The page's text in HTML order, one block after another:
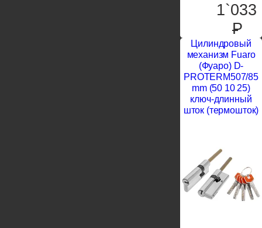
1`033
P
Цилиндровый
механизм Fuaro
(Фуаро) D-
PROTERM507/85
mm (50 10 25)
ключ-длинный
шток (термошток)